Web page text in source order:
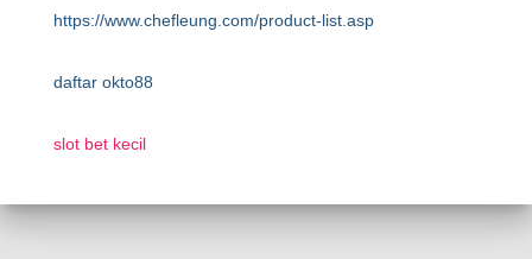
https://www.chefleung.com/product-list.asp
daftar okto88
slot bet kecil